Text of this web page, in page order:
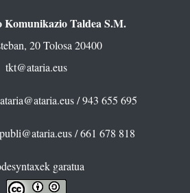
Komunikazio Taldea S.M.
20 Tolosa 20400
tkt@ataria.eus
ataria@ataria.eus/ 943 655 695
publi@ataria.eus/ 661 678 818
garatua